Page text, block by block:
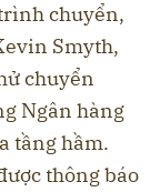
chuyển,
Smyth,
chuyển
Ngân hàng
tầng hầm.
thông báo